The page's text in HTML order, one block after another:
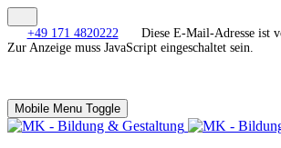
+49 171 4820222
Diese E-Mail-Adresse ist
Zur Anzeige muss JavaScript eingeschaltet sein.
Mobile Menu Toggle